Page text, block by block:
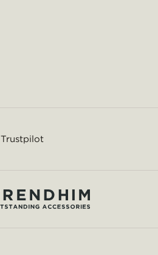
Trustpilot